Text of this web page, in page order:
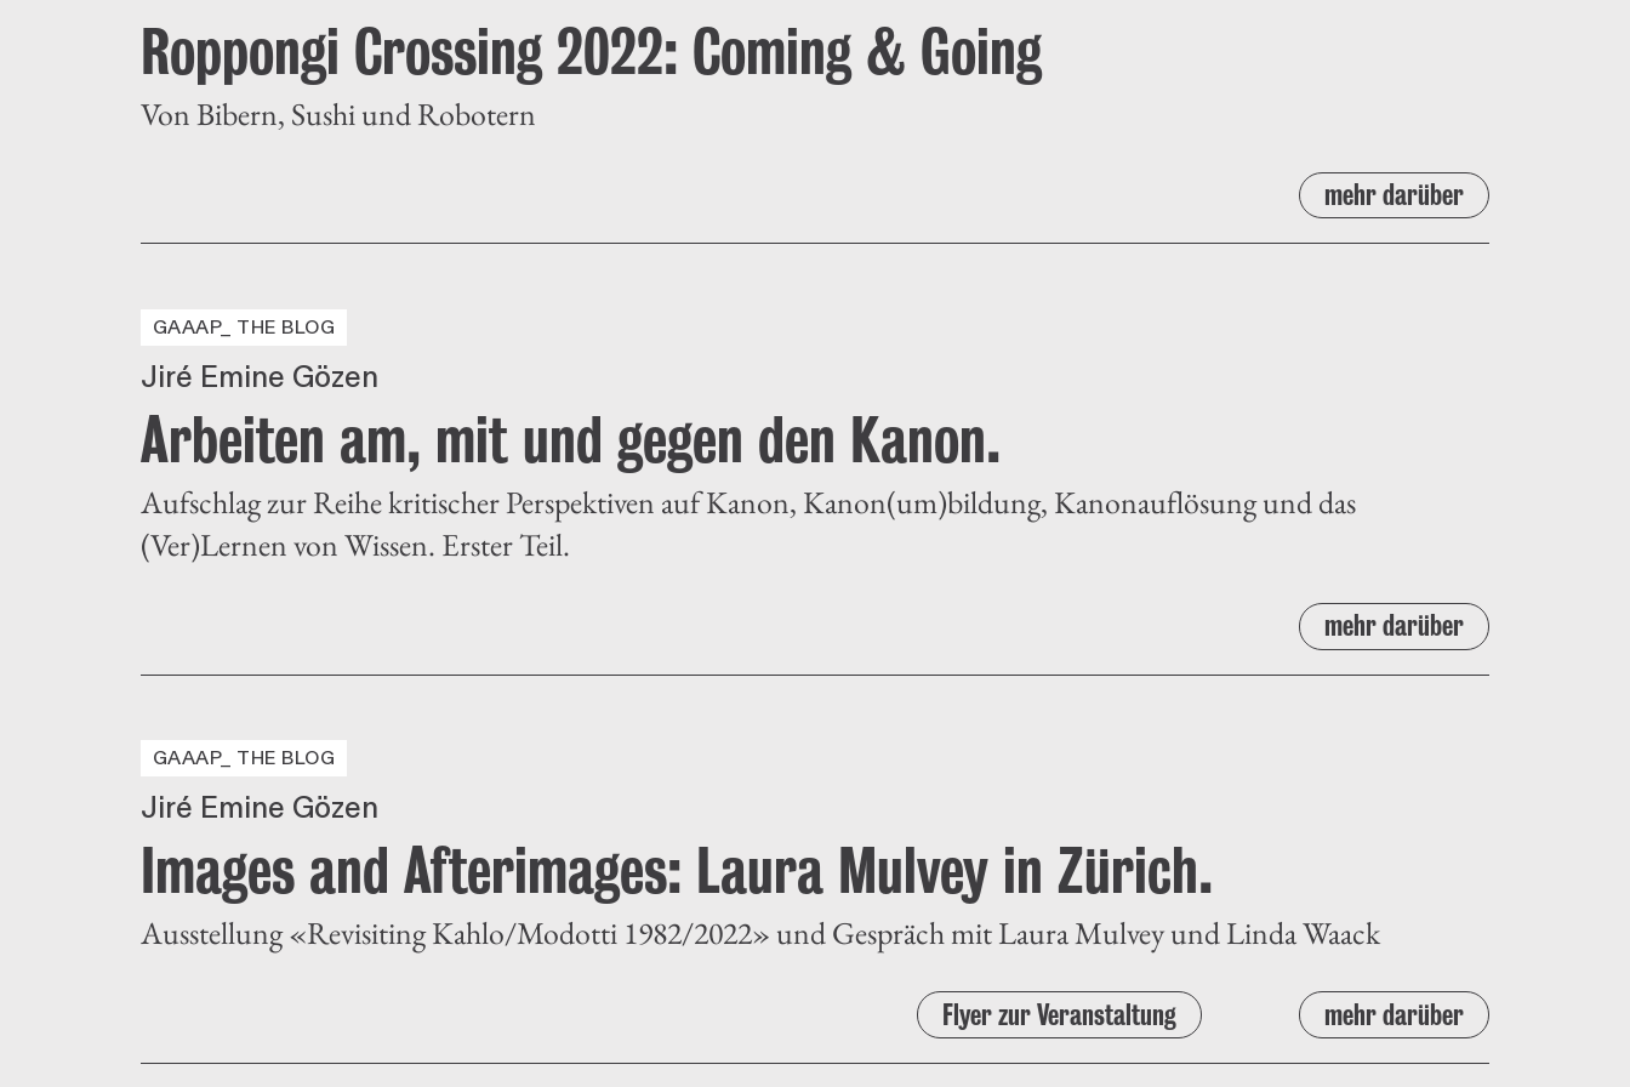
Roppongi Crossing 2022: Coming & Going
Von Bibern, Sushi und Robotern
mehr darüber
GAAAP_ THE BLOG
Jiré Emine Gözen
Arbeiten am, mit und gegen den Kanon.
Aufschlag zur Reihe kritischer Perspektiven auf Kanon, Kanon(um)bildung, Kanonauflösung und das
(Ver)Lernen von Wissen. Erster Teil.
mehr darüber
GAAAP_ THE BLOG
Jiré Emine Gözen
Images and Afterimages: Laura Mulvey in Zürich.
Ausstellung «Revisiting Kahlo/Modotti 1982/2022» und Gespräch mit Laura Mulvey und Linda Waack
Flyer zur Veranstaltung mehr darüber